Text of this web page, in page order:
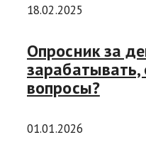
18.02.2025
Опросник за
зарабатывать,
вопросы?
01.01.2026